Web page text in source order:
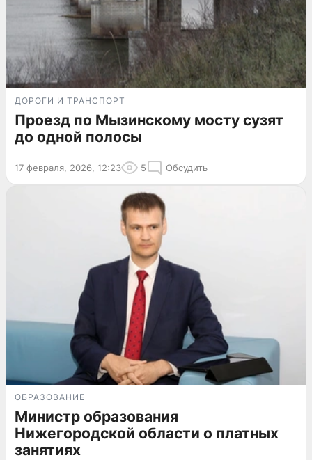
ДОРОГИ И ТРАНСПОРТ
Проезд по Мызинскому мосту сузят
до одной полосы
17 февраля, 2026, 12:23 5 Обсудить
ОБРАЗОВАНИЕ
Министр образования
Нижегородской области о платных
занятиях